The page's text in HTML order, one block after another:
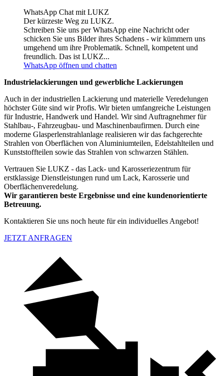
WhatsApp Chat mit LUKZ
Der kürzeste Weg zu LUKZ.
Schreiben Sie uns per WhatsApp eine Nachricht oder
schicken Sie uns Bilder ihres Schadens - wir kümmern uns
umgehend um ihre Problematik. Schnell, kompetent und
freundlich. Das ist LUKZ...
WhatsApp öffnen und chatten
Industrielackierungen und gewerbliche Lackierungen
Auch in der industriellen Lackierung und materielle Veredelungen
höchster Güte sind wir Profis. Wir bieten umfangreiche Leistungen
für Industrie, Handwerk und Handel. Wir sind Auftragnehmer für
Stahlbau-, Fahrzeugbau- und Maschinenbaufirmen. Durch eine
moderne Glasperlenstrahlanlage realisieren wir das fachgerechte
Strahlen von Oberflächen von Aluminiumteilen, Edelstahlteilen und
Kunststoffteilen sowie das Strahlen von schwarzen Stählen.
Vertrauen Sie LUKZ - das Lack- und Karosseriezentrum für
erstklassige Dienstleistungen rund um Lack, Karosserie und
Oberflächenveredelung.
Wir garantieren beste Ergebnisse und eine kundenorientierte
Betreuung.
Kontaktieren Sie uns noch heute für ein individuelles Angebot!
JETZT ANFRAGEN